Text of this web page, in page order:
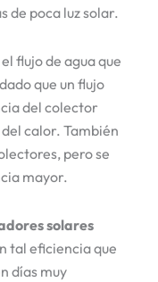
de poca luz solar.
flujo de agua que
que un flujo
del colector
calor. También
pero se
mayor.
solares
tal eficiencia que
días muy